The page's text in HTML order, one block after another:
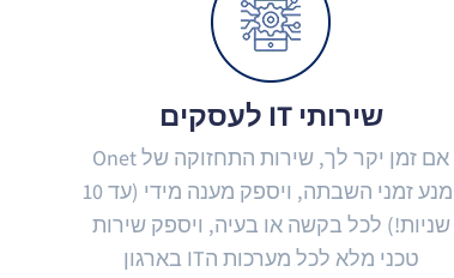
שירותי IT לעסקים
אם זמן יקר לך, שירות התחזוקה של Onet
ימנע זמני השבתה, ויספק מענה מידי (עד 10
שניות!) לכל בקשה או בעיה, ויספק שירות
טכני מלא לכל מערכות הIT בארגון